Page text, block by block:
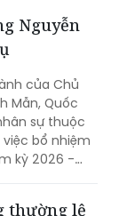
của Chủ
Quốc
sự thuộc
bổ nhiệm
kỳ 2026 -
Hải, Ủy
ương Đảng,
thường lệ